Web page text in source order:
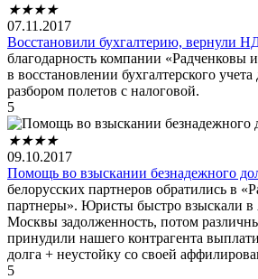
★★★★
07.11.2017
Восстановили бухгалтерию, вернули
благодарность компании «Радченковы
в восстановлении бухгалтерского
разбором полетов с налоговой.
5
★★★★
09.10.2017
Помощь во взыскании безнадежного
белорусских партнеров обратились в
партнеры». Юристы быстро взыскали
Москвы задолженность, потом
принудили нашего контрагента
долга + неустойку со своей
5